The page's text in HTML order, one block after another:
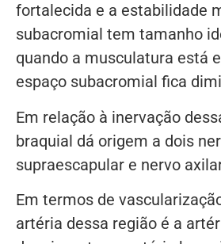
fortalecida e a estabilidade
subacromial tem tamanho
quando a musculatura está
espaço subacromial fica
Em relação à inervação
braquial dá origem a dois
supraescapular e nervo
Em termos de
artéria dessa região é a